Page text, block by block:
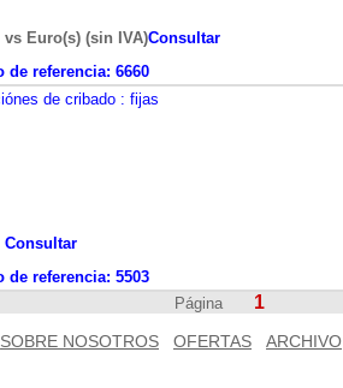
vs Euro(s) (sin IVA)Consultar
de referencia: 6660
de cribado : fijas
Consultar
de referencia: 5503
Página
1
SOBRE NOSOTROS OFERTAS ARCHIVO